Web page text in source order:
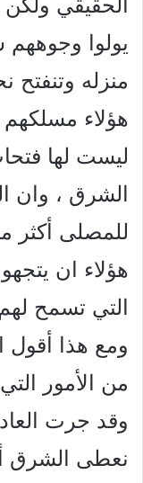
الحقيقي
يولوا وجوههم
منزله وتنفتح
هؤلاء مسلكهم
ليست لها
الشرق ، وان
للمصلى أكثر
هؤلاء ان
التي تسمح
ومع هذا أقول
من الأمور
وقد جرت
نعطى الشرق